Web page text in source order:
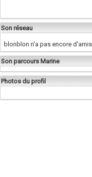
Son réseau
blonblon n'a pas encore
Son parcours Marine
Photos du profil